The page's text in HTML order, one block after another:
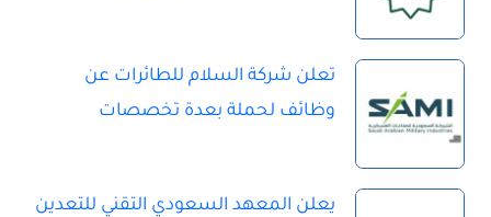
تعلن شركة السلام للطائرات عن
وظائف لحملة بعدة تخصصات
يعلن المعهد السعودي التقني للتعدين